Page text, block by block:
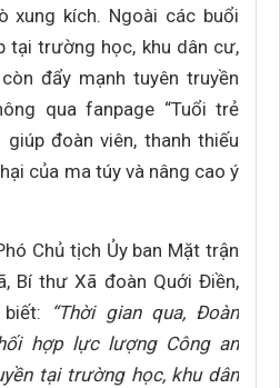
xung kích. Ngoài các buổi
tại trường học, khu dân cư,
đẩy mạnh tuyên truyền
qua fanpage “Tuổi trẻ
giúp đoàn viên, thanh thiếu
của ma túy và nâng cao ý
Chủ tịch Ủy ban Mặt trận
Bí thư Xã đoàn Quới Điền,
“Thời gian qua, Đoàn
hợp lực lượng Công an
tại trường học, khu dân